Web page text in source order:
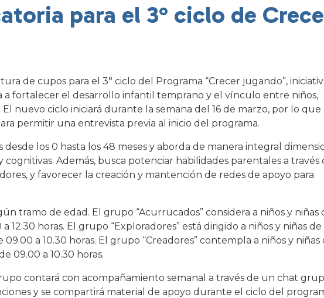
para el 3° ciclo de
de cupos para el 3° ciclo del Programa “Crecer jugando”,
a fortalecer el desarrollo infantil temprano y el vínculo entre niños,
nuevo ciclo iniciará durante la semana del 16 de marzo, por lo que
permitir una entrevista previa al inicio del programa.
desde los 0 hasta los 48 meses y aborda de manera integral
cognitivas. Además, busca potenciar habilidades parentales a través
y favorecer la creación y mantención de redes de apoyo para
tramo de edad. El grupo “Acurrucados” considera a niños y niñas
a 12.30 horas. El grupo “Exploradores” está dirigido a niños y niñas de
09.00 a 10.30 horas. El grupo “Creadores” contempla a niños y niñas
09.00 a 10.30 horas.
contará con acompañamiento semanal a través de un chat
y se compartirá material de apoyo durante el ciclo del